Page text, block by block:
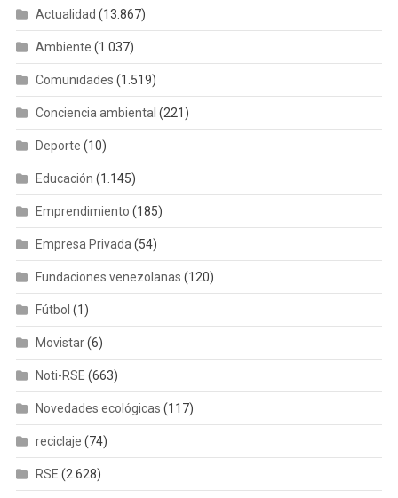
Actualidad (13.867)
Ambiente (1.037)
Comunidades (1.519)
Conciencia ambiental (221)
Deporte (10)
Educación (1.145)
Emprendimiento (185)
Empresa Privada (54)
Fundaciones venezolanas (120)
Fútbol (1)
Movistar(6)
Noti-RSE (663)
Novedades ecológicas (117)
reciclaje (74)
RSE (2.628)